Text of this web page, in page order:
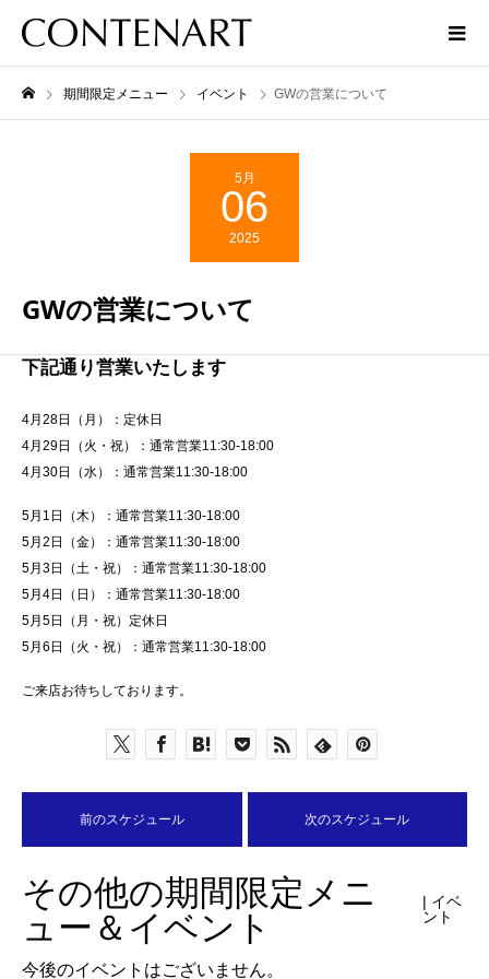
期間限定メニュー イベント GWの営業について
5月
06
2025
GWの営業について
下記通り営業いたします
4月28日（月）：定休日
4月29日（火・祝）：通常営業11:30-18:00
4月30日（水）：通常営業11:30-18:00
5月1日（木）：通常営業11:30-18:00
5月2日（金）：通常営業11:30-18:00
5月3日（土・祝）：通常営業11:30-18:00
5月4日（日）：通常営業11:30-18:00
5月5日（月・祝）定休日
5月6日（火・祝）：通常営業11:30-18:00
ご来店お待ちしております。
前のスケジュール 次のスケジュール
その他の期間限定メニ
ュー＆イベント
| イベ
ント
今後のイベントはございません。